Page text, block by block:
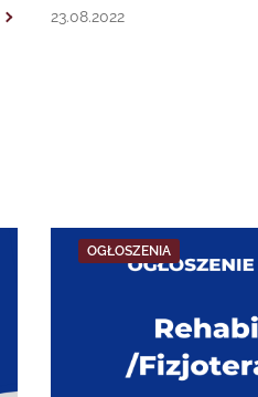
Operacyjnego Województwa…
23.08.2022
OGŁOSZENIA